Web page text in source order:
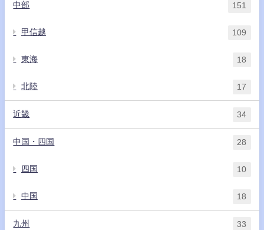
中部 151
甲信越 109
東海 18
北陸 17
近畿 34
中国・四国 28
四国 10
中国 18
九州 33